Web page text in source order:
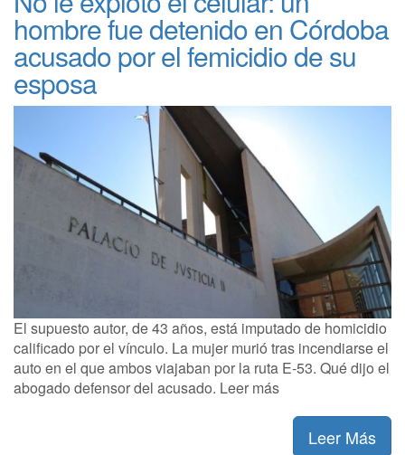
hombre fue detenido en Córdoba
acusado por el femicidio de su
esposa
El supuesto autor, de 43 años, está imputado de homicidio
calificado por el vínculo. La mujer murió tras incendiarse el
auto en el que ambos viajaban por la ruta E-53. Qué dijo el
abogado defensor del acusado. Leer más
Leer Más